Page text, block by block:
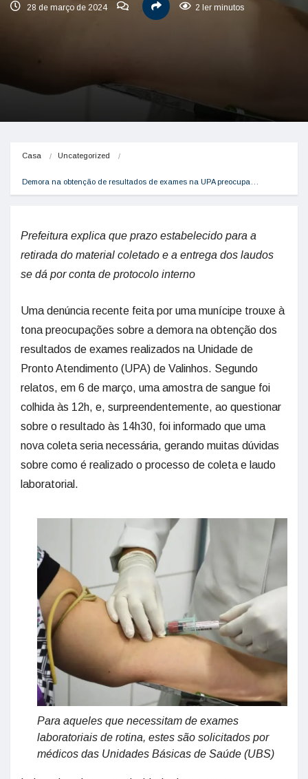
28 de março de 2024 2 ler minutos
Casa Uncategorized
Demora na obtenção de resultados de exames na UPA preocupa…
Prefeitura explica que prazo estabelecido para a
retirada do material coletado e a entrega dos laudos
se dá por conta de protocolo interno
Uma denúncia recente feita por uma munícipe trouxe à
tona preocupações sobre a demora na obtenção dos
resultados de exames realizados na Unidade de
Pronto Atendimento (UPA) de Valinhos. Segundo
relatos, em 6 de março, uma amostra de sangue foi
colhida às 12h, e, surpreendentemente, ao questionar
sobre o resultado às 14h30, foi informado que uma
nova coleta seria necessária, gerando muitas dúvidas
sobre como é realizado o processo de coleta e laudo
laboratorial.
Para aqueles que necessitam de exames
laboratoriais de rotina, estes são solicitados por
médicos das Unidades Básicas de Saúde (UBS)